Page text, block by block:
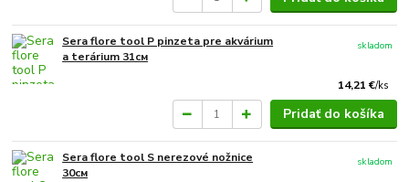
Sera flore tool P pinzeta pre akvárium
a terárium 31см
14,21 €/ks
skladom
Pridať do košíka
Sera flore tool S nerezové nožnice
30см
skladom